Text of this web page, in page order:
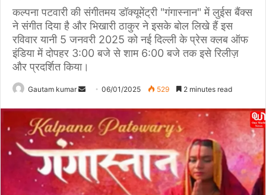
कल्पना पटवारी की संगीतमय डॉक्यूमेंट्री "गंगास्नान" में लुईस बैंक्स
ने संगीत दिया है और भिखारी ठाकुर ने इसके बोल लिखे हैं इस
रविवार यानी 5 जनवरी 2025 को नई दिल्ली के प्रेस क्लब ऑफ
इंडिया में दोपहर 3:00 बजे से शाम 6:00 बजे तक इसे रिलीज़
और प्रदर्शित किया।
Gautam kumar
d
n
e
06/01/2025 529 2 minutes read